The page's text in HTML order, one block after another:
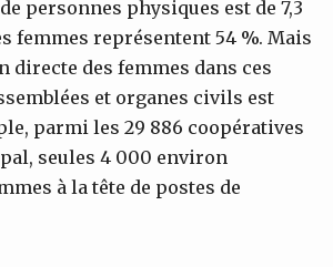
personnes physiques est de 7,3
femmes représentent 54 %. Mais
directe des femmes dans ces
et organes civils est
parmi les 29 886 coopératives
seules 4 000 environ
à la tête de postes de